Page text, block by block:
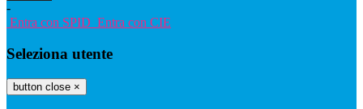
-
Entra con SPID Entra con CIE
Seleziona utente
button close ×